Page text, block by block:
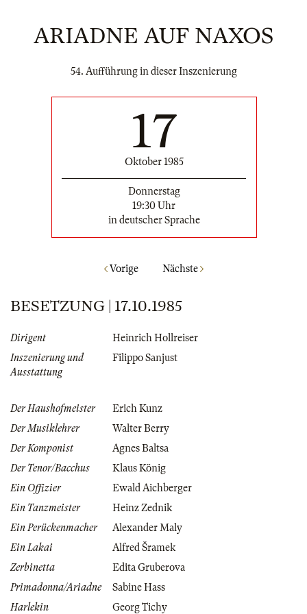
ARIADNE AUF NAXOS
54. Aufführung in dieser Inszenierung
17
Oktober 1985
Donnerstag
19:30 Uhr
in deutscher Sprache
Vorige Nächste
BESETZUNG | 17.10.1985
Dirigent
Heinrich Hollreiser
Inszenierung und
Ausstattung
Filippo Sanjust
Der Haushofmeister
Erich Kunz
Der Musiklehrer
Walter Berry
Der Komponist
Agnes Baltsa
Der Tenor/Bacchus
Klaus König
Ein Offizier
Ewald Aichberger
Ein Tanzmeister
Heinz Zednik
Ein Perückenmacher
Alexander Maly
Ein Lakai
Alfred Šramek
Zerbinetta
Edita Gruberova
Primadonna/Ariadne
Sabine Hass
Harlekin
Georg Tichy